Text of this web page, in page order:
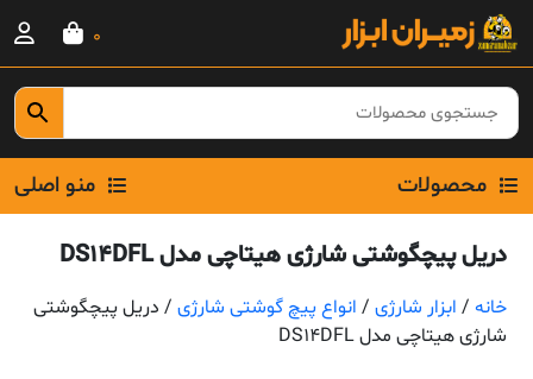
Skip
content
0
محصولات منو اصلی
دریل پیچگوشتی شارژی هیتاچی مدل DS14DFL
خانه / ابزار شارژی / انواع پیچ گوشتی شارژی / دریل پیچگوشتی
شارژی هیتاچی مدل DS14DFL